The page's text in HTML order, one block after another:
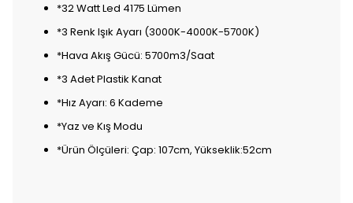
*32 Watt Led 4175 Lümen
*3 Renk Işık Ayarı (3000K-4000K-5700K)
*Hava Akış Gücü: 5700m3/Saat
*3 Adet Plastik Kanat
*Hız Ayarı: 6 Kademe
*Yaz ve Kış Modu
*Ürün Ölçüleri: Çap: 107cm, Yükseklik:52cm